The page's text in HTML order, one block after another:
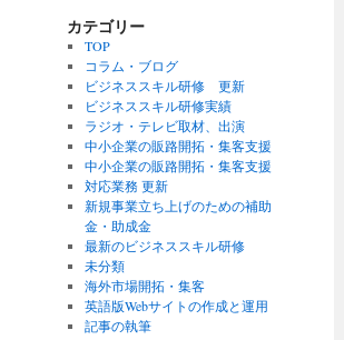
カテゴリー
TOP
コラム・ブログ
ビジネススキル研修 更新
ビジネススキル研修実績
ラジオ・テレビ取材、出演
中小企業の販路開拓・集客支援
中小企業の販路開拓・集客支援
対応業務 更新
新規事業立ち上げのための補助
金・助成金
最新のビジネススキル研修
未分類
海外市場開拓・集客
英語版Webサイトの作成と運用
記事の執筆